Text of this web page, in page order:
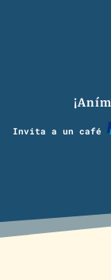
Invita a un café